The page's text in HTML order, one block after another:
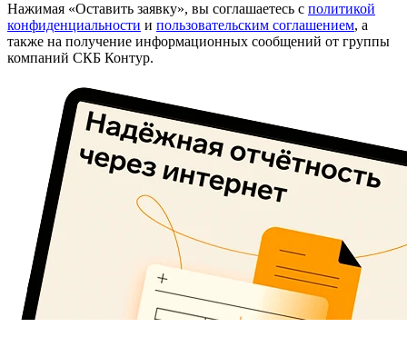
Нажимая «Оставить заявку», вы соглашаетесь с политикой
конфиденциальности и пользовательским соглашением, а
также на получение информационных сообщений от группы
компаний СКБ Контур.